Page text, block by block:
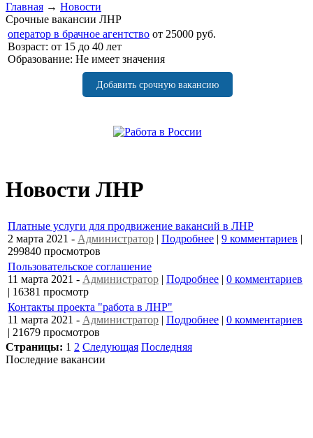
Главная → Новости
Срочные вакансии ЛНР
оператор в брачное агентство от 25000 руб.
Возраст: от 15 до 40 лет
Образование: Не имеет значения
Добавить срочную вакансию
Новости ЛНР
Платные услуги для продвижение вакансий в ЛНР
2 марта 2021 - Администратор | Подробнее | 9 комментариев |
299840 просмотров
Пользовательское соглашение
11 марта 2021 - Администратор | Подробнее | 0 комментариев
| 16381 просмотр
Контакты проекта "работа в ЛНР"
11 марта 2021 - Администратор | Подробнее | 0 комментариев
| 21679 просмотров
Страницы: 1 2 Следующая Последняя
Последние вакансии